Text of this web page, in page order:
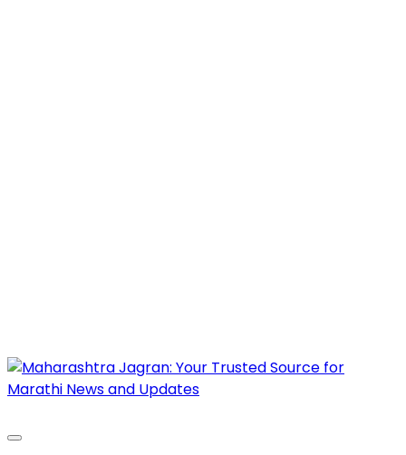
Maharashtra Jagran : Your Trusted Companion